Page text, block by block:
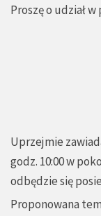
Proszę o udział
Uprzejmie
godz. 10:00 w
odbędzie się
Proponowana